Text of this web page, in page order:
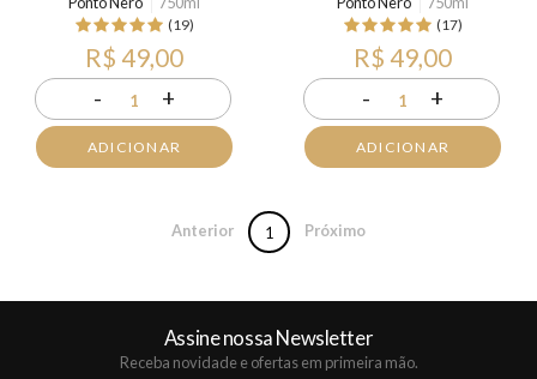
(19)
R$ 49,00
- 1 +
ADICIONAR
(17)
R$ 49,00
- 1 +
ADICIONAR
Anterior 1 Próximo
Assine nossa Newsletter
Receba novidade e ofertas em primeira mão.